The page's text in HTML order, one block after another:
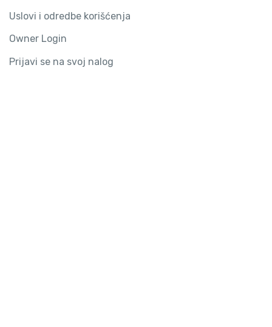
Uslovi i odredbe korišćenja
Owner Login
Prijavi se na svoj nalog